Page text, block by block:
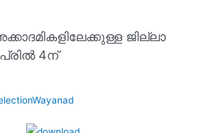
ജില്ലാ
4ന്